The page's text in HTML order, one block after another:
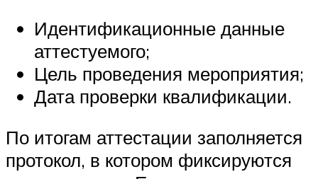
Идентификационные данные
аттестуемого;
Цель проведения мероприятия;
Дата проверки квалификации.
По итогам аттестации заполняется
протокол, в котором фиксируются